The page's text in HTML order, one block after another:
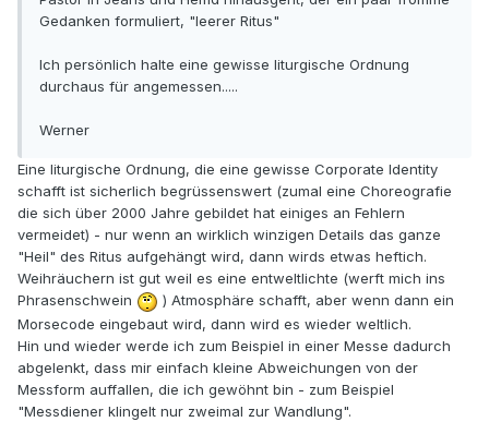
Gedanken formuliert, "leerer Ritus"
Ich persönlich halte eine gewisse liturgische Ordnung
durchaus für angemessen.....
Werner
Eine liturgische Ordnung, die eine gewisse Corporate Identity
schafft ist sicherlich begrüssenswert (zumal eine Choreografie
die sich über 2000 Jahre gebildet hat einiges an Fehlern
vermeidet) - nur wenn an wirklich winzigen Details das ganze
"Heil" des Ritus aufgehängt wird, dann wirds etwas heftich.
Weihräuchern ist gut weil es eine entweltlichte (werft mich ins
Phrasenschwein
) Atmosphäre schafft, aber wenn dann ein
Morsecode eingebaut wird, dann wird es wieder weltlich.
Hin und wieder werde ich zum Beispiel in einer Messe dadurch
abgelenkt, dass mir einfach kleine Abweichungen von der
Messform auffallen, die ich gewöhnt bin - zum Beispiel
"Messdiener klingelt nur zweimal zur Wandlung".